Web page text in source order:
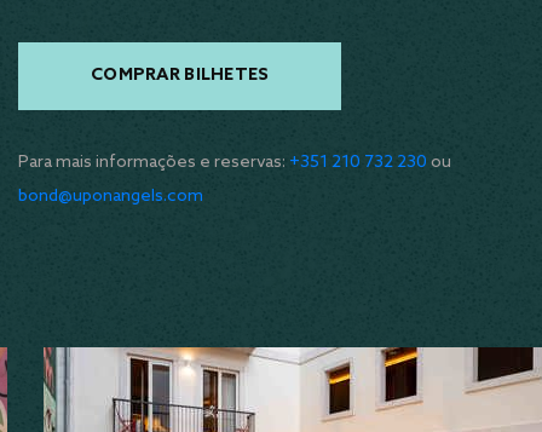
COMPRAR BILHETES
Para mais informações e reservas: +351 210 732 230 ou
bond@uponangels.com